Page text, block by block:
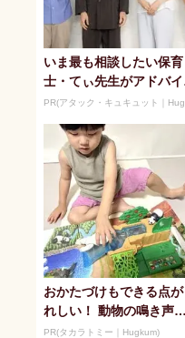
いま最も相談したい保育
士・てぃ先生がアドバイ
ス！ 子どもの“おてつだ
おかたづけもできる点が
れしい！ 動物の鳴き声や
セリフが盛りだくさんの
PR(タカラトミー｜Hugkum)